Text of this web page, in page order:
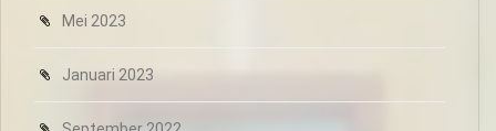
Mei 2023
Januari 2023